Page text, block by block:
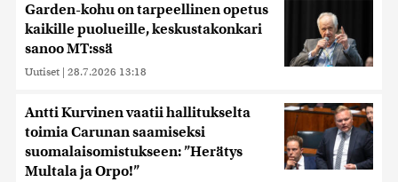
Garden-kohu on tarpeellinen opetus
kaikille puolueille, keskustakonkari
sanoo MT:ssä
Uutiset | 28.7.2026 13:18
Antti Kurvinen vaatii hallitukselta
toimia Carunan saamiseksi
suomalaisomistukseen: ”Herätys
Multala ja Orpo!”